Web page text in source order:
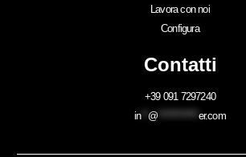
Lavora con noi
Configura
Contatti
+39 091 7297240
in** @ er.com